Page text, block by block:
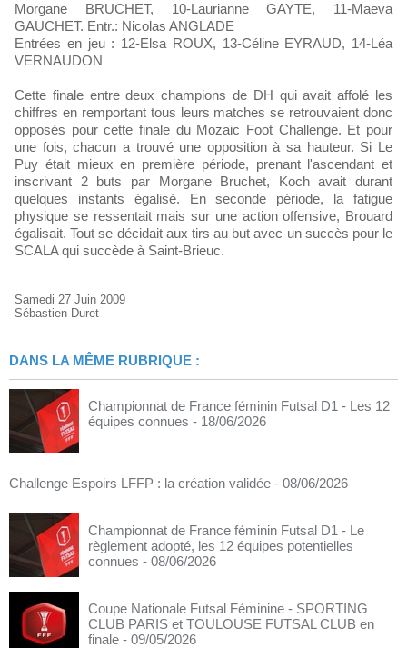
Morgane BRUCHET, 10-Laurianne GAYTE, 11-Maeva
GAUCHET. Entr.: Nicolas ANGLADE
Entrées en jeu : 12-Elsa ROUX, 13-Céline EYRAUD, 14-Léa
VERNAUDON
Cette finale entre deux champions de DH qui avait affolé les
chiffres en remportant tous leurs matches se retrouvaient donc
opposés pour cette finale du Mozaic Foot Challenge. Et pour
une fois, chacun a trouvé une opposition à sa hauteur. Si Le
Puy était mieux en première période, prenant l'ascendant et
inscrivant 2 buts par Morgane Bruchet, Koch avait durant
quelques instants égalisé. En seconde période, la fatigue
physique se ressentait mais sur une action offensive, Brouard
égalisait. Tout se décidait aux tirs au but avec un succès pour le
SCALA qui succède à Saint-Brieuc.
Samedi 27 Juin 2009
Sébastien Duret
DANS LA MÊME RUBRIQUE :
Championnat de France féminin Futsal D1 - Les 12
équipes connues - 18/06/2026
Challenge Espoirs LFFP : la création validée - 08/06/2026
Championnat de France féminin Futsal D1 - Le
règlement adopté, les 12 équipes potentielles
connues - 08/06/2026
Coupe Nationale Futsal Féminine - SPORTING
CLUB PARIS et TOULOUSE FUTSAL CLUB en
finale - 09/05/2026